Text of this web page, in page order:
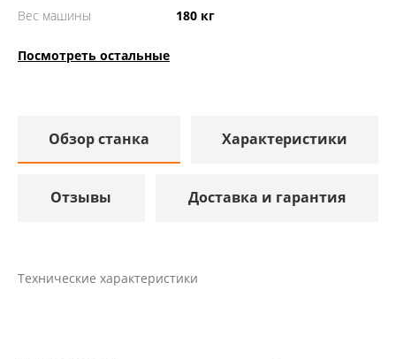
Вес машины
180 кг
Посмотреть остальные
Обзор станка Характеристики
Отзывы Доставка и гарантия
Технические характеристики